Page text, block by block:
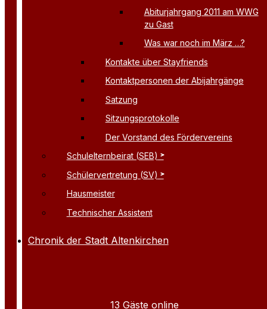
Abiturjahrgang 2011 am WWG
zu Gast
Was war noch im März …?
Kontakte über Stayfriends
Kontaktpersonen der Abijahrgänge
Satzung
Sitzungsprotokolle
Der Vorstand des Fördervereins
Schulelternbeirat (SEB)
Schülervertretung (SV)
Hausmeister
Technischer Assistent
Chronik der Stadt Altenkirchen
13 Gäste online